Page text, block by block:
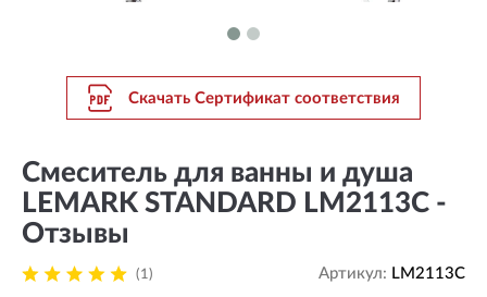
Скачать Сертификат соответствия
Смеситель для ванны и душа
LEMARK STANDARD LM2113C -
Отзывы
(1) Артикул: LM2113C